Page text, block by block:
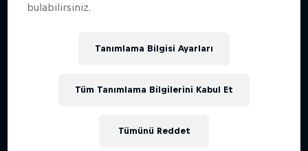
bulabilirsiniz.
Tanımlama Bilgisi Ayarları
Tümünü Reddet
Tüm Tanımlama Bilgilerini Kabul Et